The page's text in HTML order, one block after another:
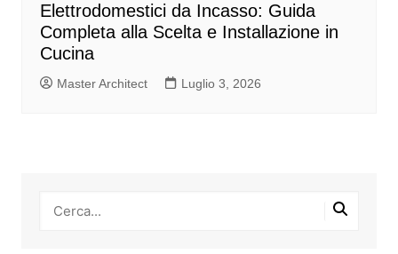
Elettrodomestici da Incasso: Guida
Completa alla Scelta e Installazione in
Cucina
Master Architect Luglio 3, 2026